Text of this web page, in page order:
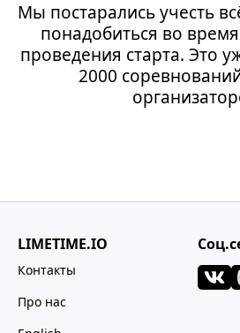
Мы постарались учесть
понадобиться во
проведения старта. Это
2000
LIMETIME.IO
Контакты
Про нас